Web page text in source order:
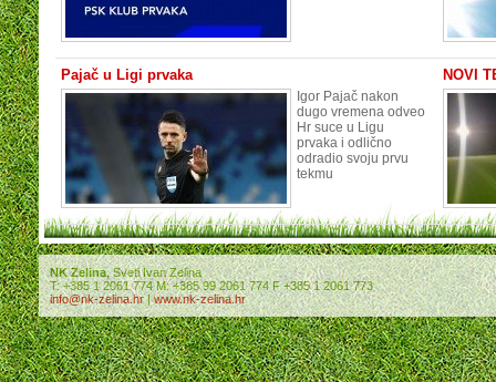
Pajač u Ligi prvaka
Igor Pajač nakon
dugo vremena odveo
Hr suce u Ligu
prvaka i odlično
odradio svoju prvu
tekmu
NOVI
NK Zelina, Sveti Ivan Zelina
T: +385 1 2061 774 M: +385 99 2061 774 F +385 1 2061 773
info@nk-zelina.hr|www.nk-zelina.hr